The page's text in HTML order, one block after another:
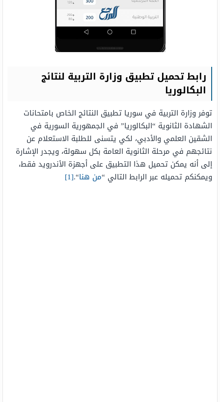
رابط تحميل تطبيق وزارة التربية لنتائج
البكالوريا
توفر وزارة التربية في سوريا تطبيق النتائج الخاص بامتحانات
الشهادة الثانوية “البكالوريا” في الجمهورية السورية في
الشقين العلمي والأدبي، لكي يتسنى للطلبة الاستعلام عن
نتائجهم في مرحلة الثانوية العامة بكل سهولة، ويجدر الإشارة
إلى أنه يمكن تحميل هذا التطبيق على أجهزة الأندرويد فقط،
ويمكنكم تحميله عبر الرابط التالي “من هنا“.
[1]